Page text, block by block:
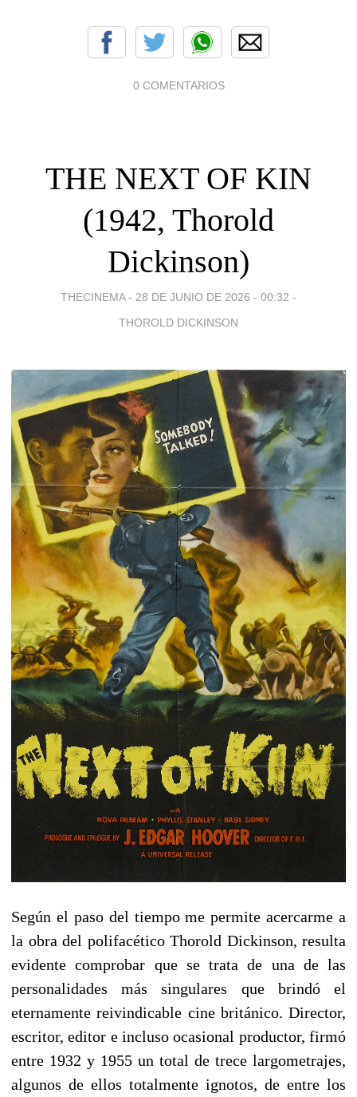
0 COMENTARIOS
THE NEXT OF KIN
(1942, Thorold
Dickinson)
THECINEMA - 28 DE JUNIO DE 2026 - 00:32 -
THOROLD DICKINSON
Según el paso del tiempo me permite acercarme a
la obra del polifacético Thorold Dickinson, resulta
evidente comprobar que se trata de una de las
personalidades más singulares que brindó el
eternamente reivindicable cine británico. Director,
escritor, editor e incluso ocasional productor, firmó
entre 1932 y 1955 un total de trece largometrajes,
algunos de ellos totalmente ignotos, de entre los